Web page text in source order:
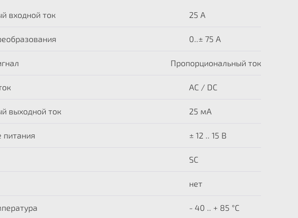
входной ток 25 A
0..± 75 А
Пропорциональный ток
AC / DC
выходной ток 25 мА
питания ± 12 .. 15 В
SC
нет
- 40 .. + 85 °C